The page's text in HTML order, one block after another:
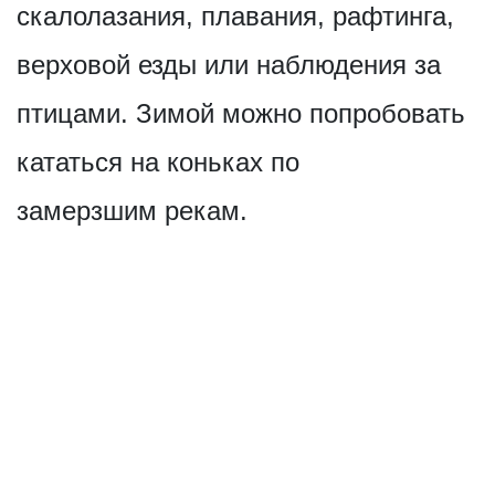
скалолазания, плавания, рафтинга,
верховой езды или наблюдения за
птицами. Зимой можно попробовать
кататься на коньках по
замерзшим рекам.